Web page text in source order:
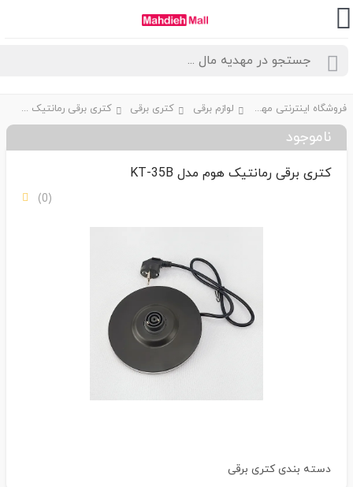
فروشگاه اینترنتی مهدیه مال لوازم برقی کتری برقی کتری برقی رمانتیک هوم مدل KT-35B
ناموجود
کتری برقی رمانتیک هوم مدل KT-35B
دسته بندیکتری برقی